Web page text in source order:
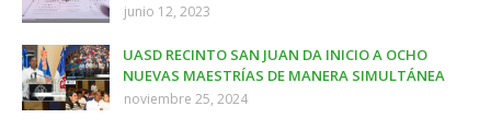
junio 12, 2023
UASD RECINTO SAN JUAN DA INICIO A OCHO
NUEVAS MAESTRÍAS DE MANERA SIMULTÁNEA
noviembre 25, 2024